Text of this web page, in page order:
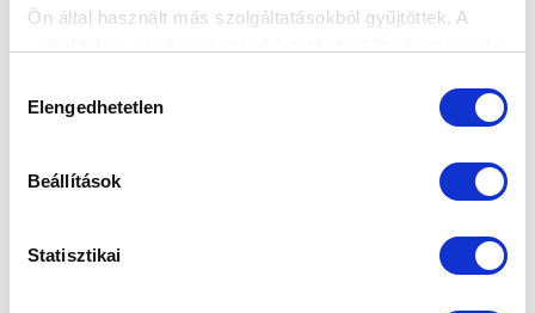
Ön által használt más szolgáltatásokból gyűjtöttek. A
kiválasztása
Elengedhetetlen
Beállítások
Statisztikai